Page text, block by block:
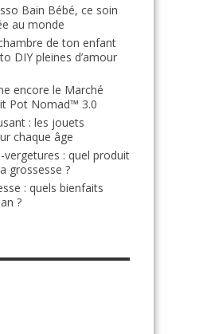
Bain Bébé, ce soin
au monde
de ton enfant
DIY pleines d’amour
encore le Marché
Pot Nomad™ 3.0
: les jouets
chaque âge
vergetures : quel produit
grossesse ?
: quels bienfaits
?